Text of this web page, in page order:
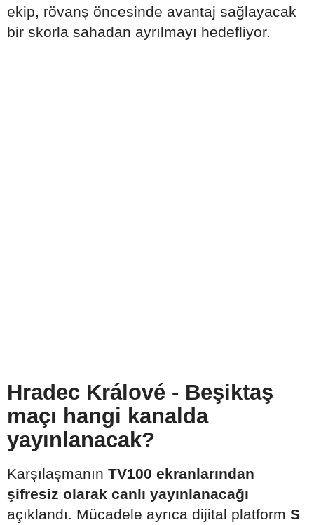
ekip, rövanş öncesinde avantaj sağlayacak
bir skorla sahadan ayrılmayı hedefliyor.
Hradec Králové - Beşiktaş
maçı hangi kanalda
yayınlanacak?
Karşılaşmanın TV100 ekranlarından
şifresiz olarak canlı yayınlanacağı
açıklandı. Mücadele ayrıca dijital platform S